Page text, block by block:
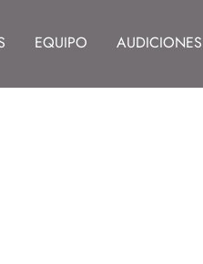
EQUIPO AUDICIONES